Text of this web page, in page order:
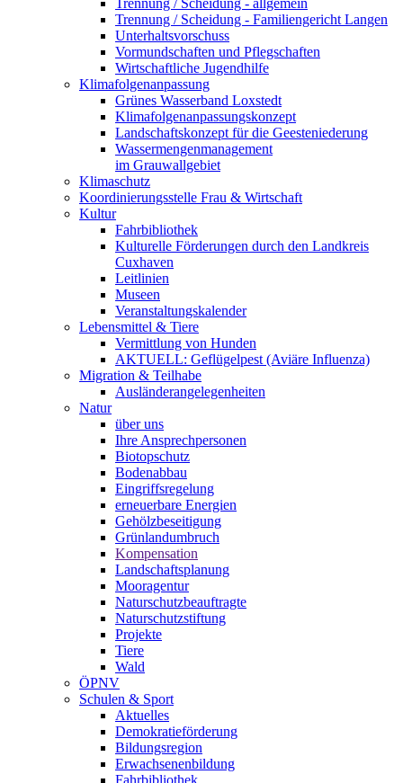
Trennung / Scheidung - allgemein
Trennung / Scheidung - Familiengericht Langen
Unterhaltsvorschuss
Vormundschaften und Pflegschaften
Wirtschaftliche Jugendhilfe
Klimafolgenanpassung
Grünes Wasserband Loxstedt
Klimafolgenanpassungskonzept
Landschaftskonzept für die Geesteniederung
Wassermengenmanagement
im Grauwallgebiet
Klimaschutz
Koordinierungsstelle Frau & Wirtschaft
Kultur
Fahrbibliothek
Kulturelle Förderungen durch den Landkreis
Cuxhaven
Leitlinien
Museen
Veranstaltungskalender
Lebensmittel & Tiere
Vermittlung von Hunden
AKTUELL: Geflügelpest (Aviäre Influenza)
Migration & Teilhabe
Ausländerangelegenheiten
Natur
über uns
Ihre Ansprechpersonen
Biotopschutz
Bodenabbau
Eingriffsregelung
erneuerbare Energien
Gehölzbeseitigung
Grünlandumbruch
Kompensation
Landschaftsplanung
Mooragentur
Naturschutzbeauftragte
Naturschutzstiftung
Projekte
Tiere
Wald
ÖPNV
Schulen & Sport
Aktuelles
Demokratieförderung
Bildungsregion
Erwachsenenbildung
Fahrbibliothek